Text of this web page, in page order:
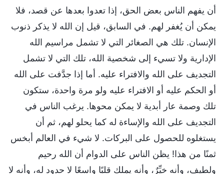
أن يفهم الناس بعض الحق، إذا تعدوا بعدها عن قصد، فلا
يمكن أن يُغفر لهم. في السابق، قيل إن الله لا يذكر ذنوب
الإنسان. تلك هي الصغائر التي لا تشمل مراسيم الله
الإدارية ولا تسيء إلى شخصية الله، تلك التي لا تشمل
التجديف على الله والافتراء عليه. أما إذا جدَّفت على الله
أو الحكم عليه أو الافتراء عليه ولو مرة واحدة، ستكون
تلك وصمة عار أبدية لا يمكن محوها. يرغب الناس في
التجديف على الله والإساءة له كما يحلو لهم، ثم أن
يستغلوه للحصول على البركات. لا شيء في العالم أبخس
ثمنًا من هذا! يظن الناس على الدوام أن الله رحيم
ولطيف، وأنه خيِّرٌ، وأنه يملك قلبًا واسعًا لا حدود له، وأنه لا